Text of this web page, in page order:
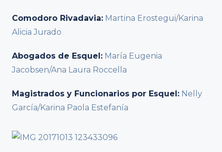
Comodoro Rivadavia: Martina Erostegui/Karina
Alicia Jurado
Abogados de Esquel: María Eugenia
Jacobsen/Ana Laura Roccella
Magistrados y Funcionarios por Esquel: Nelly
García/Karina Paola Estefanía